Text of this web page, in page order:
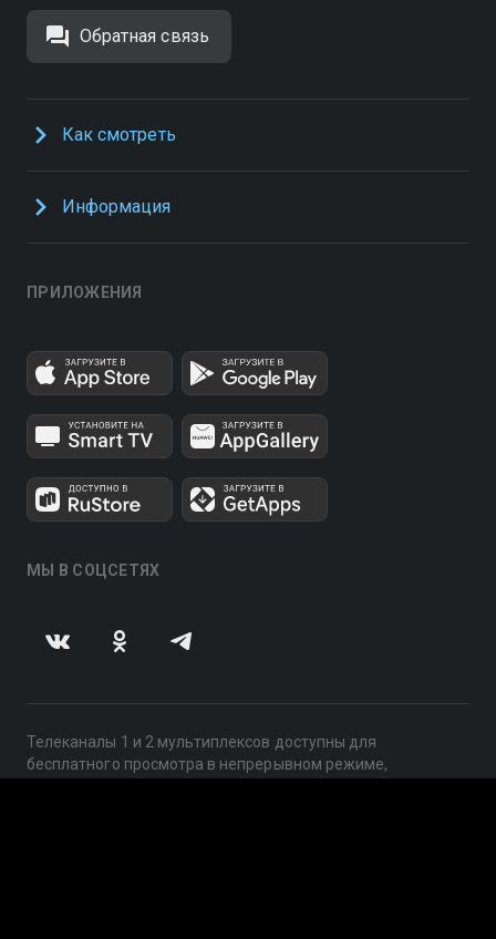
Обратная связь
Как смотреть
Информация
ПРИЛОЖЕНИЯ
МЫ В СОЦСЕТЯХ
Телеканалы 1 и 2 мультиплексов доступны для
бесплатного просмотра в непрерывном режиме,